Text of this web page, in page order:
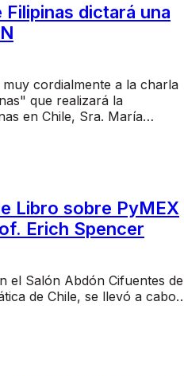
Filipinas dictará una
cordialmente a la charla
que realizará la
en Chile, Sra. María…
Libro sobre PyMEX
Erich Spencer
el Salón Abdón Cifuentes de
de Chile, se llevó a